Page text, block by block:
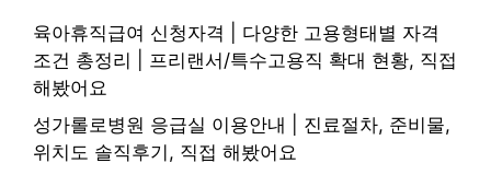
육아휴직급여 신청자격 | 다양한 고용형태별 자격
조건 총정리 | 프리랜서/특수고용직 확대 현황, 직접
해봤어요
성가롤로병원 응급실 이용안내 | 진료절차, 준비물,
위치도 솔직후기, 직접 해봤어요